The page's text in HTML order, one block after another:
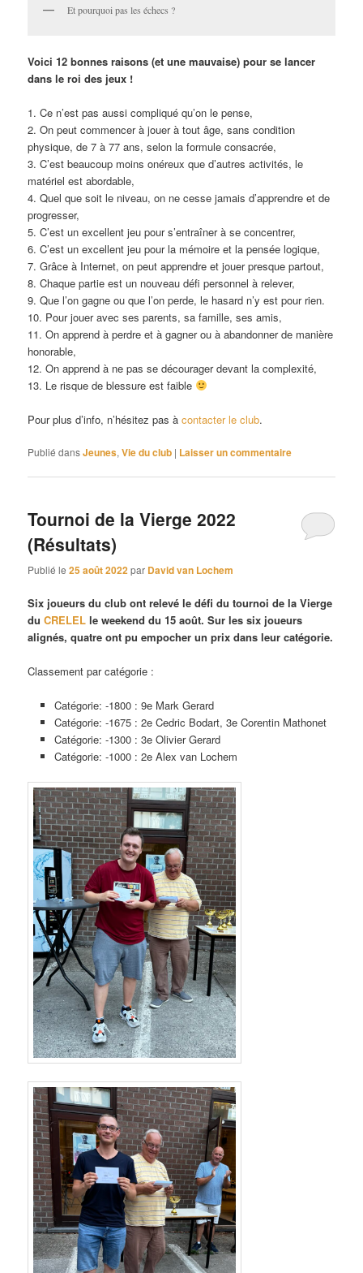
Et pourquoi pas les échecs ?
Voici 12 bonnes raisons (et une mauvaise) pour se lancer
dans le roi des jeux !
1. Ce n’est pas aussi compliqué qu’on le pense,
2. On peut commencer à jouer à tout âge, sans condition
physique, de 7 à 77 ans, selon la formule consacrée,
3. C’est beaucoup moins onéreux que d’autres activités, le
matériel est abordable,
4. Quel que soit le niveau, on ne cesse jamais d’apprendre et de
progresser,
5. C’est un excellent jeu pour s’entraîner à se concentrer,
6. C’est un excellent jeu pour la mémoire et la pensée logique,
7. Grâce à Internet, on peut apprendre et jouer presque partout,
8. Chaque partie est un nouveau défi personnel à relever,
9. Que l’on gagne ou que l’on perde, le hasard n’y est pour rien.
10. Pour jouer avec ses parents, sa famille, ses amis,
11. On apprend à perdre et à gagner ou à abandonner de manière
honorable,
12. On apprend à ne pas se décourager devant la complexité,
13. Le risque de blessure est faible
Pour plus d’info, n’hésitez pas àcontacter le club.
Publié dansJeunes,Vie du club | Laisser un commentaire
Tournoi de la Vierge 2022
(Résultats)
Publié le25 août 2022par David van Lochem
Six joueurs du club ont relevé le défi du tournoi de la Vierge
duCRELEL le weekend du 15 août. Sur les six joueurs
alignés, quatre ont pu empocher un prix dans leur catégorie.
Classement par catégorie :
Catégorie: -1800 : 9e Mark Gerard
Catégorie: -1675 : 2e Cedric Bodart, 3e Corentin Mathonet
Catégorie: -1300 : 3e Olivier Gerard
Catégorie: -1000 : 2e Alex van Lochem